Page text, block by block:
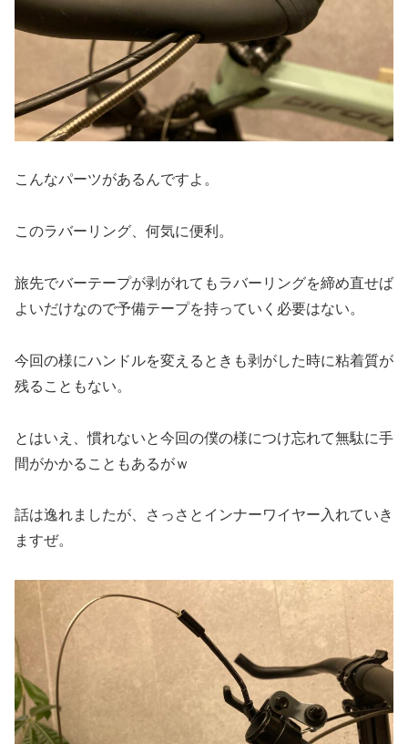
こんなパーツがあるんですよ。
このラバーリング、何気に便利。
旅先でバーテープが剥がれてもラバーリングを締め直せば
よいだけなので予備テープを持っていく必要はない。
今回の様にハンドルを変えるときも剥がした時に粘着質が
残ることもない。
とはいえ、慣れないと今回の僕の様につけ忘れて無駄に手
間がかかることもあるがｗ
話は逸れましたが、さっさとインナーワイヤー入れていき
ますぜ。